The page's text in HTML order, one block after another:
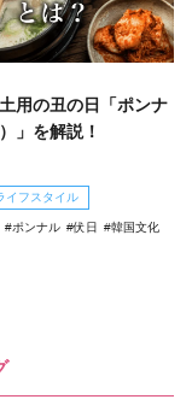
用の丑の日「ポンナ
」を解説！
イフスタイル
ポンナル 伏日 韓国文化